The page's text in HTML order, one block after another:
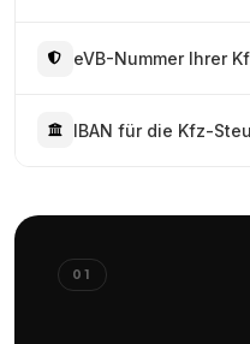
eVB-Nummer Ihrer
IBAN für die Kfz-
01